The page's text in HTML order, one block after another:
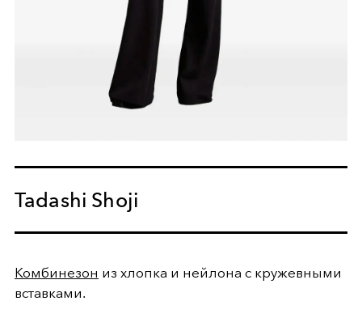
Tadashi Shoji
Комбинезон из хлопка и нейлона с кружевными
вставками.